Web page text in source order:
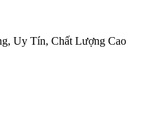
Uy Tín, Chất Lượng Cao